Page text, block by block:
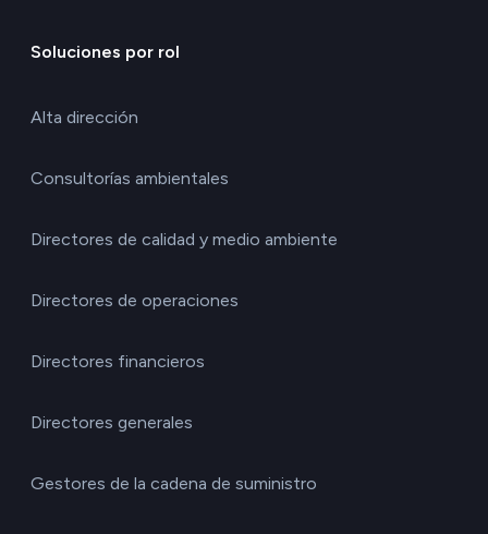
Soluciones por rol
Alta dirección
Consultorías ambientales
Directores de calidad y medio ambiente
Directores de operaciones
Directores financieros
Directores generales
Gestores de la cadena de suministro